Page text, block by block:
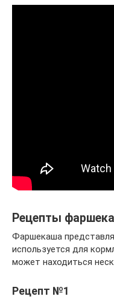
Рецепты
Фаршекаша
используется для
может находиться
Рецепт №1